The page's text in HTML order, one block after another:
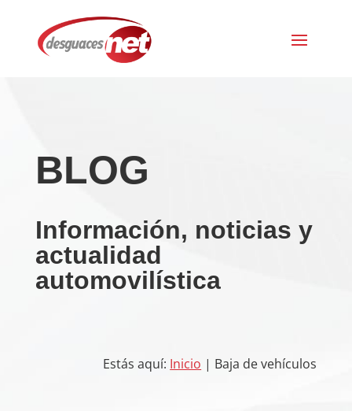
BLOG
Información, noticias y
actualidad
automovilística
Estás aquí: Inicio | Baja de vehículos